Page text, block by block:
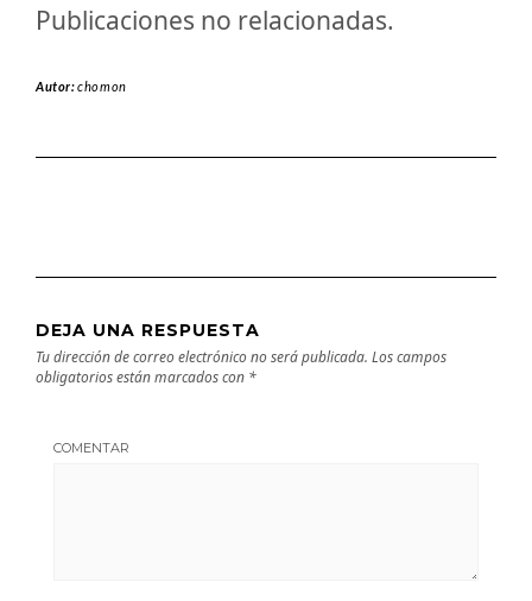
Publicaciones no relacionadas.
Autor:chomon
DEJA UNA RESPUESTA
Tu dirección de correo electrónico no será publicada. Los campos
obligatorios están marcados con *
COMENTAR